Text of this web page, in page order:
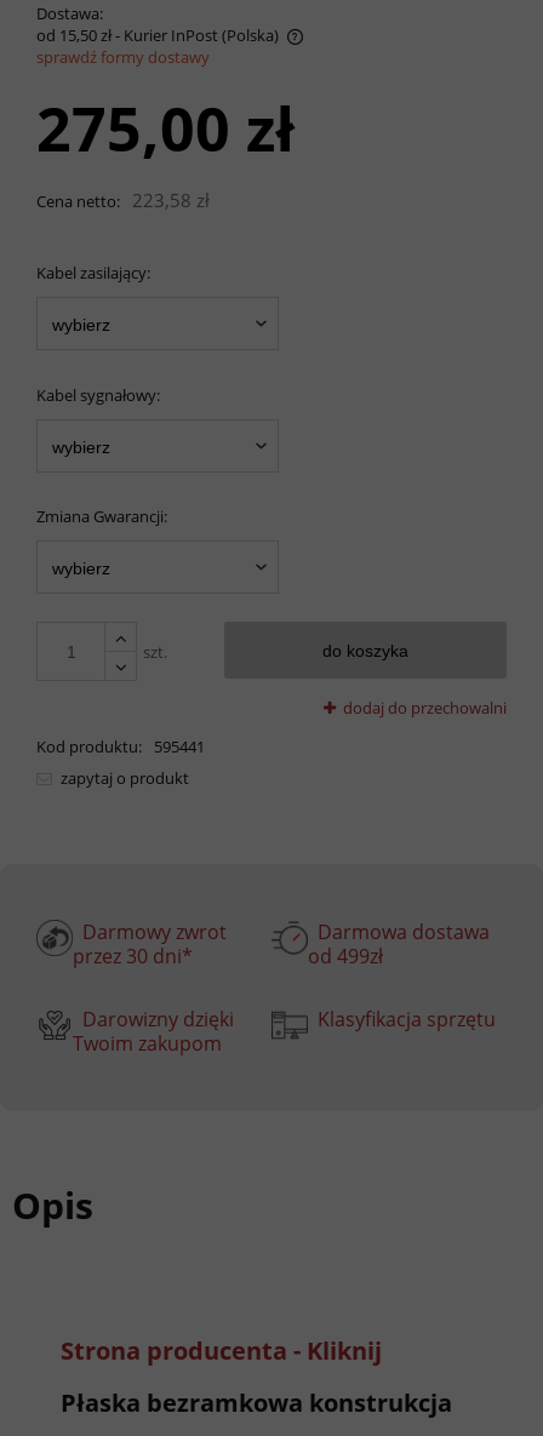
Dostawa:
od 15,50 zł- Kurier InPost (Polska)
sprawdź formy dostawy
275,00 zł
Cena netto: 223,58 zł
Kabel zasilający:
Kabel sygnałowy:
Zmiana Gwarancji:
szt. do koszyka
dodaj do przechowalni
Kod produktu:
595441
zapytaj o produkt
Darmowy zwrot
przez 30 dni*
Darmowa dostawa
od 499zł
Darowizny dzięki
Twoim zakupom
Klasyfikacja sprzętu
Opis
Strona producenta - Kliknij
Płaska bezramkowa konstrukcja